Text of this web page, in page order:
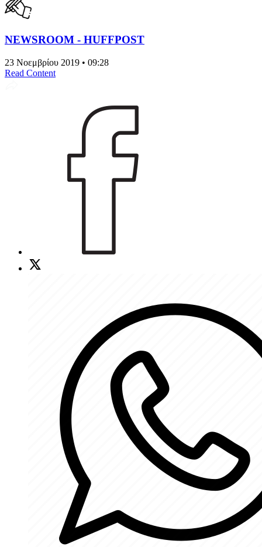
NEWSROOM - HUFFPOST
23 Νοεμβρίου 2019 • 09:28
Read Content